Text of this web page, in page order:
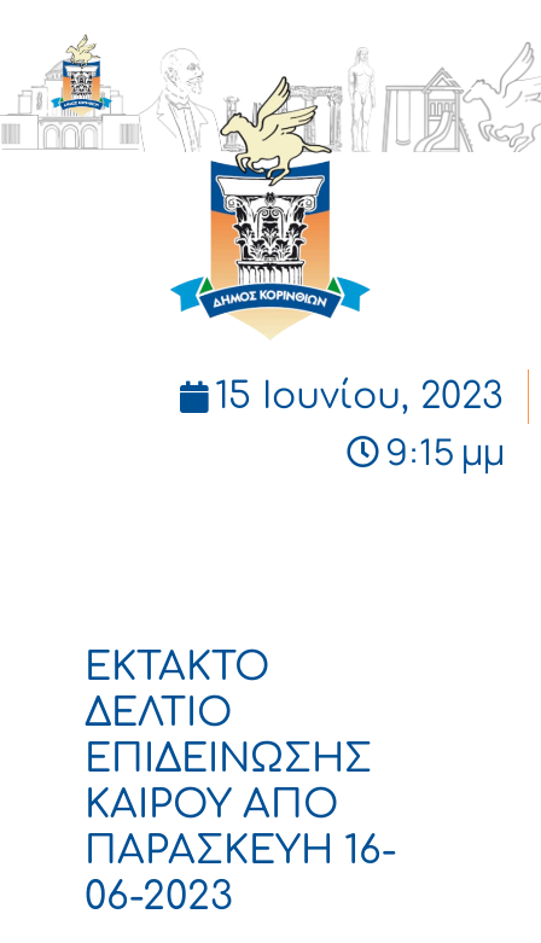
ΔΗΜΟΣ
ΚΟΡΙΝΘΙΩΝ
15 Ιουνίου, 2023
9:15 μμ
ΕΚΤΑΚΤΟ
ΔΕΛΤΙΟ
ΕΠΙΔΕΙΝΩΣΗΣ
ΚΑΙΡΟΥ ΑΠΟ
ΠΑΡΑΣΚΕΥΗ 16-
06-2023